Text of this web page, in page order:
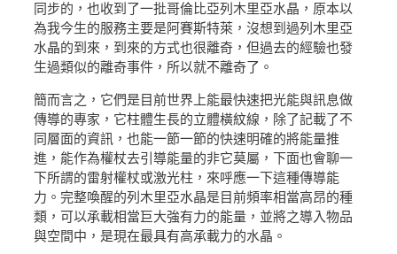
同步的，也收到了一批哥倫比亞列木里亞水晶，原本以
為我今生的服務主要是阿賽斯特萊，沒想到過列木里亞
水晶的到來，到來的方式也很離奇，但過去的經驗也發
生過類似的離奇事件，所以就不離奇了。
簡而言之，它們是目前世界上能最快速把光能與訊息做
傳導的專家，它柱體生長的立體橫紋線，除了記載了不
同層面的資訊，也能一節一節的快速明確的將能量推
進，能作為權杖去引導能量的非它莫屬，下面也會聊一
下所謂的雷射權杖或激光柱，來呼應一下這種傳導能
力。完整喚醒的列木里亞水晶是目前頻率相當高昂的種
類，可以承載相當巨大強有力的能量，並將之導入物品
與空間中，是現在最具有高承載力的水晶。